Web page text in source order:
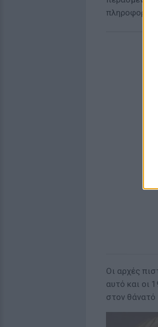
πληροφορίες.
Οι αρχές
αυτό και οι
στον θάνατό